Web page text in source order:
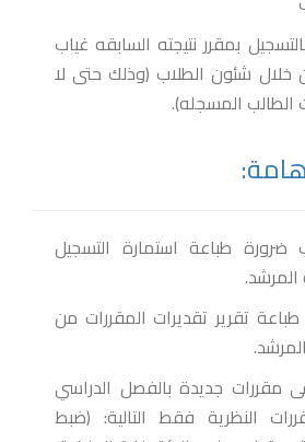
بمقرر نتيجته السابقه غياب
خلال شئون الطلاب (وذلك حتى لا
المسجله).
طباعة استمارة التسجيل
المرشد.
تقرير تقديرات المقررات من
مقررات جديدة بالفصل الدراسي
النظرية فقط التالية: (ضبط